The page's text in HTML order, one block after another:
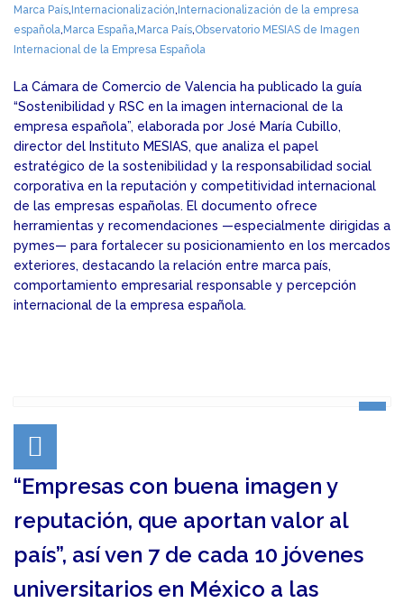
Marca País, Internacionalización, Internacionalización de la empresa
española, Marca España, Marca País,Observatorio MESIAS de Imagen
Internacional de la Empresa Española
La Cámara de Comercio de Valencia ha publicado la guía
“Sostenibilidad y RSC en la imagen internacional de la
empresa española”, elaborada por José María Cubillo,
director del Instituto MESIAS, que analiza el papel
estratégico de la sostenibilidad y la responsabilidad social
corporativa en la reputación y competitividad internacional
de las empresas españolas. El documento ofrece
herramientas y recomendaciones —especialmente dirigidas a
pymes— para fortalecer su posicionamiento en los mercados
exteriores, destacando la relación entre marca país,
comportamiento empresarial responsable y percepción
internacional de la empresa española.
“Empresas con buena imagen y
reputación, que aportan valor al
país”, así ven 7 de cada 10 jóvenes
universitarios en México a las